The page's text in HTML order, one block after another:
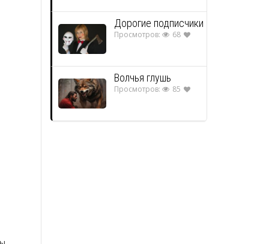
Дорогие подписчики
Просмотров: 68
Волчья глушь
Просмотров: 85